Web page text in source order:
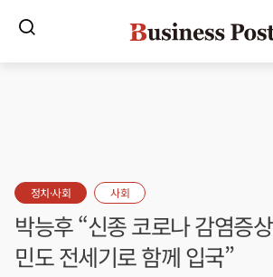
정치·사회 사회
박능후 “신종 코로나 감염증
민도 전세기로 함께 입국”